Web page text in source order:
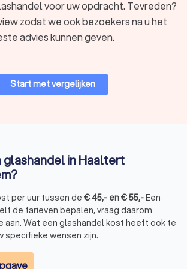
Voor dringende situaties waarbij een
moet worden, bijvoorbeeld na een
zijn er glashandels in Haaltert
die 24/7 beschikbaar zijn voor
voor een tijdelijke oplossing totdat
geplaatst kan worden.
afhankelijk van verschillende
van de klus.
kosten tussen de € 45,- en € 55,- per
uurtarief en een beter overzicht van
Trustlocal gratis vier offertes aanvragen
in Haaltert Denderhoutem. Zo
voor uw opdracht. Tevreden?
zodat we ook bezoekers na u het
advies kunnen geven.
Start met vergelijken
in Haaltert
per uur tussen de €45,- en€55,-Een
de tarieven bepalen, vraag daarom
Wat een glashandel kost heeft ook te
specifieke wensen zijn.